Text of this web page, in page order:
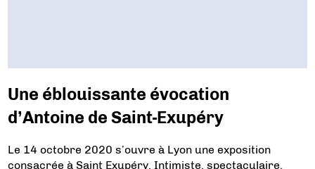
Une éblouissante évocation
d’Antoine de Saint-Exupéry
Le 14 octobre 2020 s’ouvre à Lyon une exposition
consacrée à Saint Exupéry. Intimiste, spectaculaire,